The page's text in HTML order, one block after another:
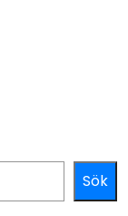
Sök